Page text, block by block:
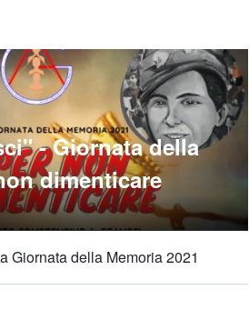
- Giornata della
dimenticare
Giornata della Memoria 2021